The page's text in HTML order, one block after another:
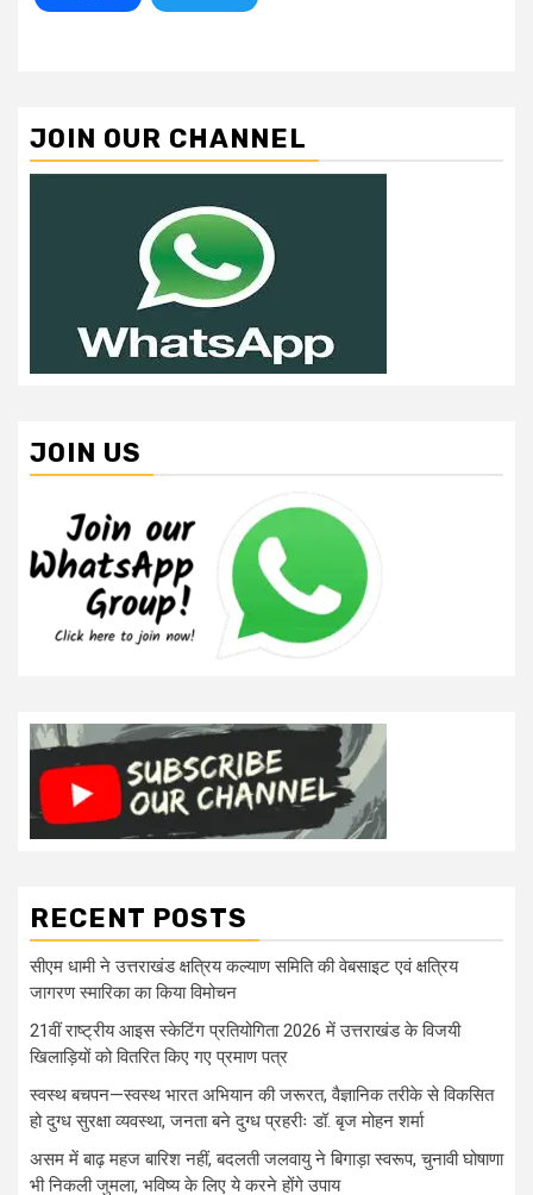
JOIN OUR CHANNEL
JOIN US
RECENT POSTS
सीएम धामी ने उत्तराखंड क्षत्रिय कल्याण समिति की वेबसाइट एवं क्षत्रिय
जागरण स्मारिका का किया विमोचन
21वीं राष्ट्रीय आइस स्केटिंग प्रतियोगिता 2026 में उत्तराखंड के विजयी
खिलाड़ियों को वितरित किए गए प्रमाण पत्र
स्वस्थ बचपन—स्वस्थ भारत अभियान की जरूरत, वैज्ञानिक तरीके से विकसित
हो दुग्ध सुरक्षा व्यवस्था, जनता बने दुग्ध प्रहरीः डॉ. बृज मोहन शर्मा
असम में बाढ़ महज बारिश नहीं, बदलती जलवायु ने बिगाड़ा स्वरूप, चुनावी घोषाणा
भी निकली जुमला, भविष्य के लिए ये करने होंगे उपाय